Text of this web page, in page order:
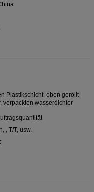
Plastikschicht, oben gerollt
verpackten wasserdichter
, T/T, usw.